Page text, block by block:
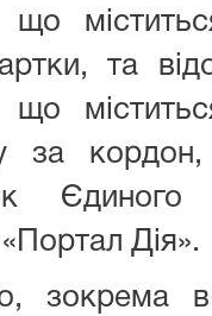
що
та
що
за
Єдиного
Дія».
зокрема в